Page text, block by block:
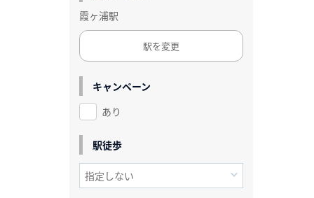
霞ヶ浦駅
駅を変更
キャンペーン
あり
駅徒歩